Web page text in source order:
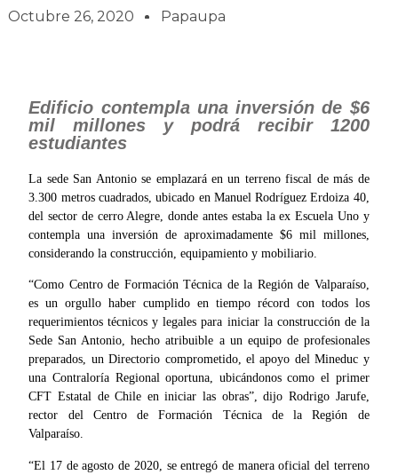
Octubre 26, 2020 Papaupa
Edificio contempla una inversión de $6
mil millones y podrá recibir 1200
estudiantes
La sede San Antonio se emplazará en un terreno fiscal de más de
3.300 metros cuadrados, ubicado en Manuel Rodríguez Erdoiza 40,
del sector de cerro Alegre, donde antes estaba la ex Escuela Uno y
contempla una inversión de aproximadamente $6 mil millones,
considerando la construcción, equipamiento y mobiliario.
“Como Centro de Formación Técnica de la Región de Valparaíso,
es un orgullo haber cumplido en tiempo récord con todos los
requerimientos técnicos y legales para iniciar la construcción de la
Sede San Antonio, hecho atribuible a un equipo de profesionales
preparados, un Directorio comprometido, el apoyo del Mineduc y
una Contraloría Regional oportuna, ubicándonos como el primer
CFT Estatal de Chile en iniciar las obras”, dijo Rodrigo Jarufe,
rector del Centro de Formación Técnica de la Región de
Valparaíso.
“El 17 de agosto de 2020, se entregó de manera oficial del terreno